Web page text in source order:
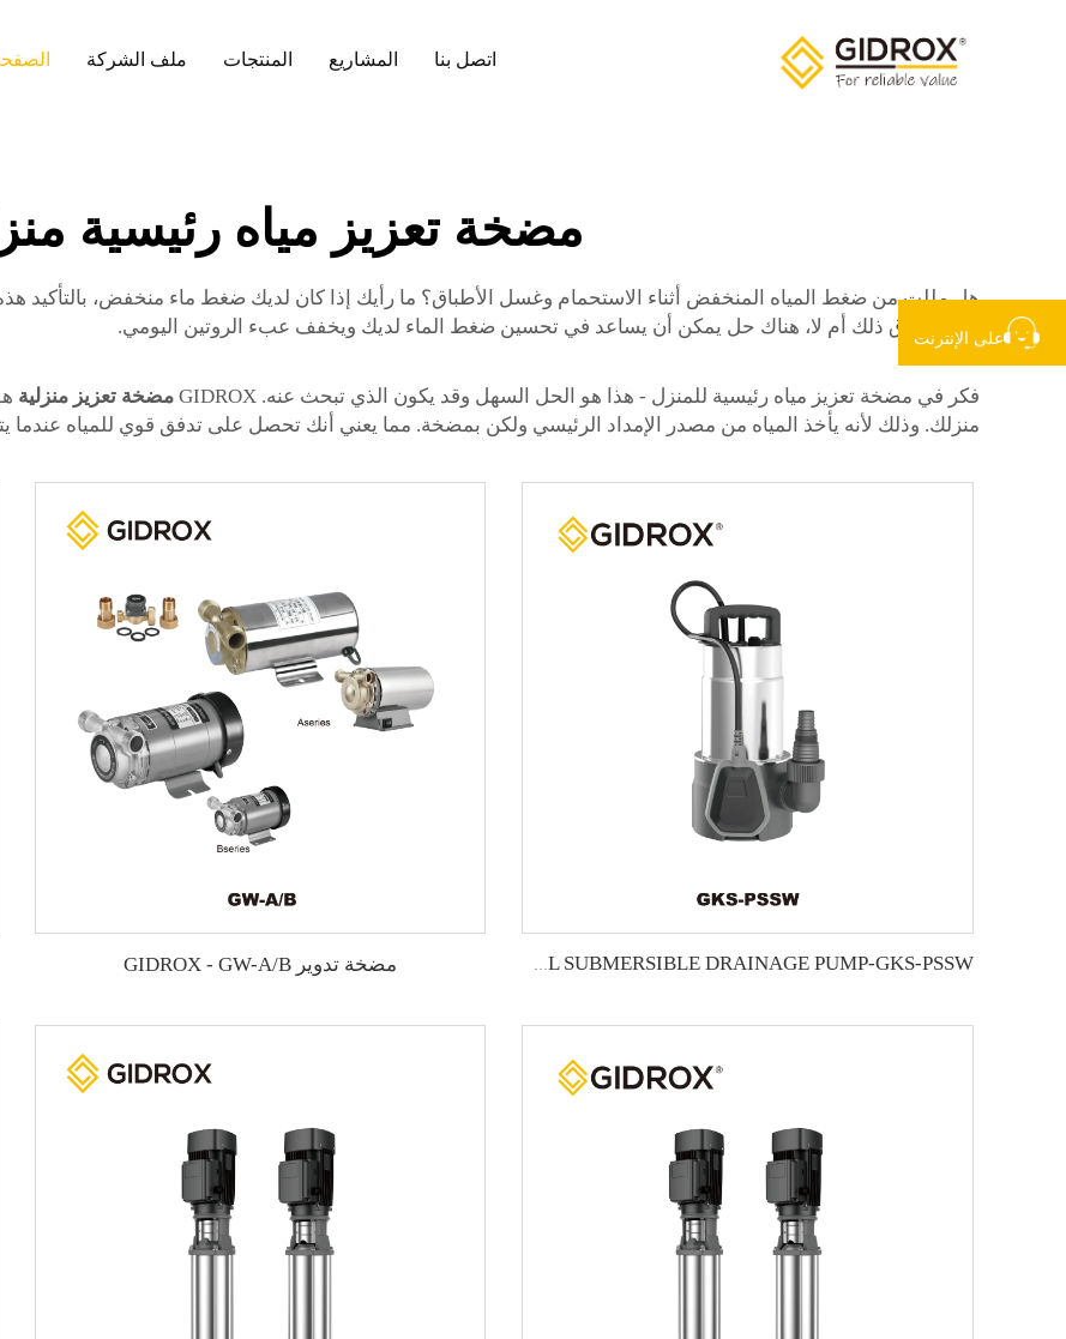
ملف الشركة المنتجات المشاريع اتصل بنا
مضخة تعزيز مياه رئيسية
هل مللت من ضغط المياه المنخفض أثناء الاستحمام وغسل الأطباق؟ ما رأيك إذا كان لديك ضغط ماء منخفض، بالتأكيد
كنت تصدق ذلك أم لا، هناك حل يمكن أن يساعد في تحسين ضغط الماء لديك ويخفف عبء الروتين اليومي.
فكر في مضخة تعزيز مياه رئيسية للمنزل - هذا هو الحل السهل وقد يكون الذي تبحث عنه. GIDROX مضخة تعزيز منزلية
منزلك. وذلك لأنه يأخذ المياه من مصدر الإمداد الرئيسي ولكن بمضخة. مما يعني أنك تحصل على تدفق قوي للمياه عندما
مضخة تدوير GIDROX - GW-A/B
على الإنترنت